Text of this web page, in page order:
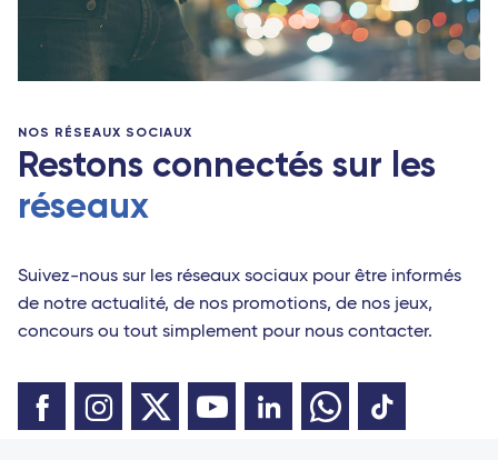
NOS RÉSEAUX SOCIAUX
Restons connectés sur les
réseaux
Suivez-nous sur les réseaux sociaux pour être informés
de notre actualité, de nos promotions, de nos jeux,
concours ou tout simplement pour nous contacter.